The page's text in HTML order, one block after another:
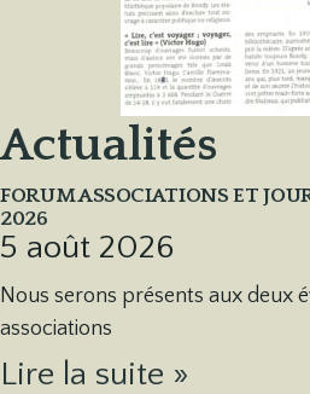
Actualités
FORUM ASSOCIATIONS ET
2026
5 août 2026
Nous serons présents aux deux
associations
Lire la suite »